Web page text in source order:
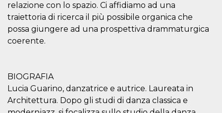
relazione con lo spazio. Ci affidiamo ad una
traiettoria di ricerca il più possibile organica che
possa giungere ad una prospettiva drammaturgica
coerente.
BIOGRAFIA
Lucia Guarino, danzatrice e autrice. Laureata in
Architettura. Dopo gli studi di danza classica e
PHPSESSID
PHP.net
oooh.events
Sessione
Cookie
generato da
applicazioni
basate sul
linguaggio PHP.
sessione utente.
Normalmente è
un numero
generato in